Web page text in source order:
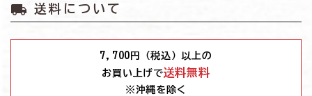
local_shipping 送料について
7,700 円（税込）以上の
お買い上げで送料無料
※沖縄を除く